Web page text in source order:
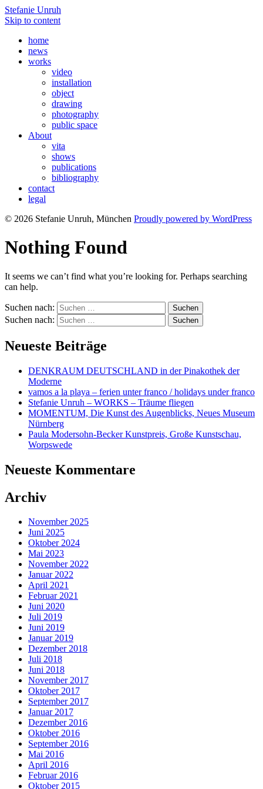
Stefanie Unruh
Skip to content
home
news
works
video
installation
object
drawing
photography
public space
About
vita
shows
publications
bibliography
contact
legal
© 2026 Stefanie Unruh, München Proudly powered by WordPress
Nothing Found
It seems we can’t find what you’re looking for. Perhaps searching
can help.
Suchen nach:
Suchen nach:
Neueste Beiträge
DENKRAUM DEUTSCHLAND in der Pinakothek der
Moderne
vamos a la playa – ferien unter franco / holidays under franco
Stefanie Unruh – WORKS – Träume fliegen
MOMENTUM, Die Kunst des Augenblicks, Neues Museum
Nürnberg
Paula Modersohn-Becker Kunstpreis, Große Kunstschau,
Worpswede
Neueste Kommentare
Archiv
November 2025
Juni 2025
Oktober 2024
Mai 2023
November 2022
Januar 2022
April 2021
Februar 2021
Juni 2020
Juli 2019
Juni 2019
Januar 2019
Dezember 2018
Juli 2018
Juni 2018
November 2017
Oktober 2017
September 2017
Januar 2017
Dezember 2016
Oktober 2016
September 2016
Mai 2016
April 2016
Februar 2016
Oktober 2015